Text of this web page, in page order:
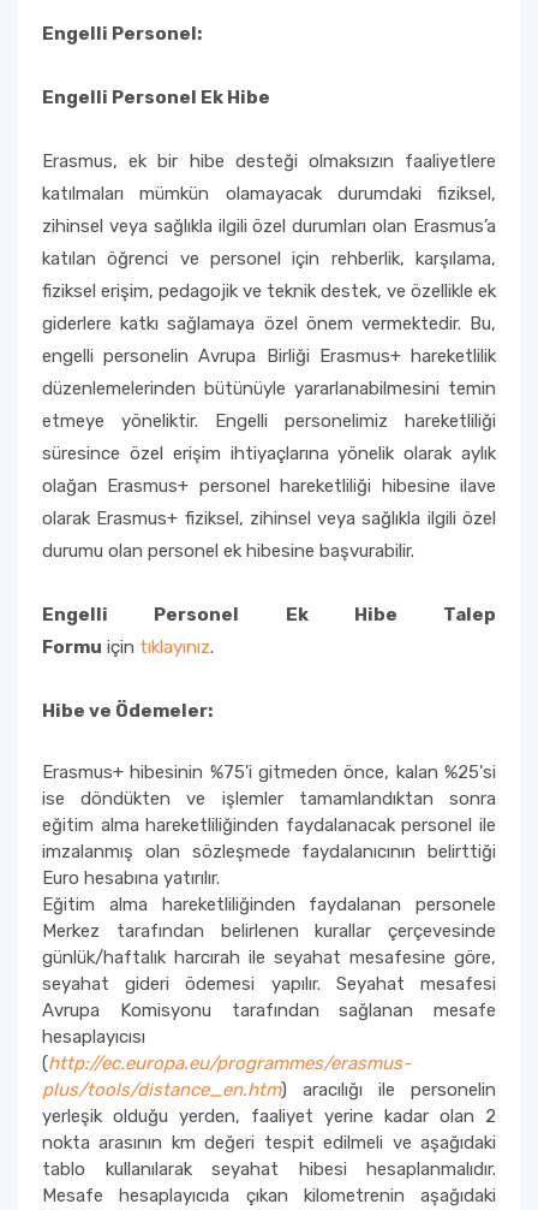
Engelli Personel:
Engelli Personel Ek Hibe
Erasmus, ek bir hibe desteği olmaksızın faaliyetlere
katılmaları mümkün olamayacak durumdaki fiziksel,
zihinsel veya sağlıkla ilgili özel durumları olan Erasmus’a
katılan öğrenci ve personel için rehberlik, karşılama,
fiziksel erişim, pedagojik ve teknik destek, ve özellikle ek
giderlere katkı sağlamaya özel önem vermektedir. Bu,
engelli personelin Avrupa Birliği Erasmus+ hareketlilik
düzenlemelerinden bütünüyle yararlanabilmesini temin
etmeye yöneliktir. Engelli personelimiz hareketliliği
süresince özel erişim ihtiyaçlarına yönelik olarak aylık
olağan Erasmus+ personel hareketliliği hibesine ilave
olarak Erasmus+ fiziksel, zihinsel veya sağlıkla ilgili özel
durumu olan personel ek hibesine başvurabilir.
Engelli Personel Ek Hibe Talep
Formu için tıklayınız.
Hibe ve Ödemeler:
Erasmus+ hibesinin %75'i gitmeden önce, kalan %25'si
ise döndükten ve işlemler tamamlandıktan sonra
eğitim alma hareketliliğinden faydalanacak personel ile
imzalanmış olan sözleşmede faydalanıcının belirttiği
Euro hesabına yatırılır.
Eğitim alma hareketliliğinden faydalanan personele
Merkez tarafından belirlenen kurallar çerçevesinde
günlük/haftalık harcırah ile seyahat mesafesine göre,
seyahat gideri ödemesi yapılır. Seyahat mesafesi
Avrupa Komisyonu tarafından sağlanan mesafe
hesaplayıcısı
(http://ec.europa.eu/programmes/erasmus-
plus/tools/distance_en.htm) aracılığı ile personelin
yerleşik olduğu yerden, faaliyet yerine kadar olan 2
nokta arasının km değeri tespit edilmeli ve aşağıdaki
tablo kullanılarak seyahat hibesi hesaplanmalıdır.
Mesafe hesaplayıcıda çıkan kilometrenin aşağıdaki